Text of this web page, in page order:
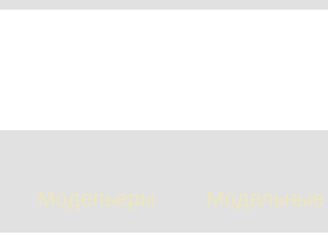
Модельеры Модельные